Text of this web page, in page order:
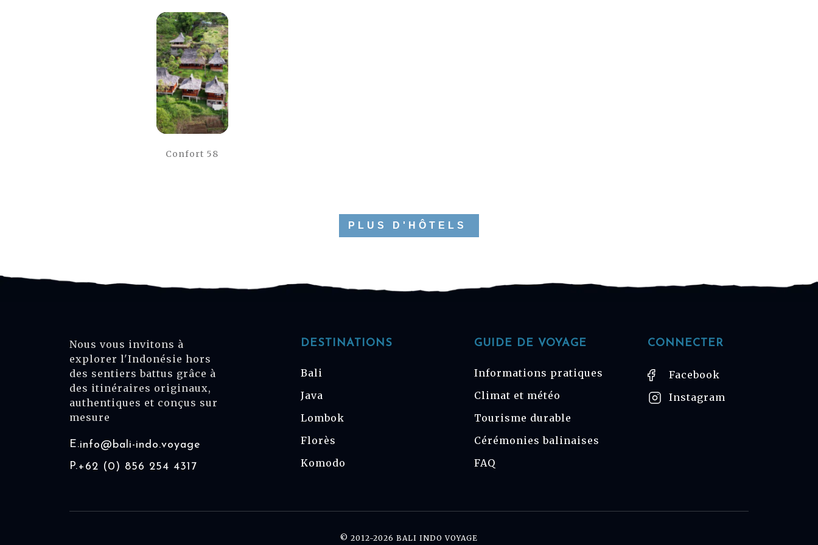
Confort 58
PLUS D'HÔTELS
Nous vous invitons à
explorer l'Indonésie hors
des sentiers battus grâce à
des itinéraires originaux,
authentiques et conçus sur
mesure
E.info@bali-indo.voyage
P.+62 (0) 856 254 4317
DESTINATIONS
Bali
Java
Lombok
Florès
Komodo
GUIDE DE VOYAGE
Informations pratiques
Climat et météo
Tourisme durable
Cérémonies balinaises
FAQ
CONNECTER
Facebook
Instagram
© 2012-2026 BALI INDO VOYAGE